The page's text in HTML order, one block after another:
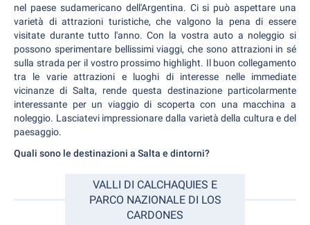
nel paese sudamericano dell'Argentina. Ci si può aspettare una
varietà di attrazioni turistiche, che valgono la pena di essere
visitate durante tutto l'anno. Con la vostra auto a noleggio si
possono sperimentare bellissimi viaggi, che sono attrazioni in sé
sulla strada per il vostro prossimo highlight. Il buon collegamento
tra le varie attrazioni e luoghi di interesse nelle immediate
vicinanze di Salta, rende questa destinazione particolarmente
interessante per un viaggio di scoperta con una macchina a
noleggio. Lasciatevi impressionare dalla varietà della cultura e del
paesaggio.
Quali sono le destinazioni a Salta e dintorni?
VALLI DI CALCHAQUIES E
PARCO NAZIONALE DI LOS
CARDONES